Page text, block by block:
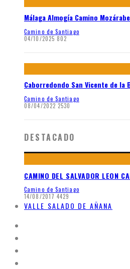
Málaga Almogía Camino
Camino de Santiago
04/10/2025 802
Caborredondo San Vicente de la
Camino de Santiago
08/04/2022 2530
DESTACADO
CAMINO DEL SALVADOR LEON
Camino de Santiago
14/08/2017 4429
VALLE SALADO DE AÑANA